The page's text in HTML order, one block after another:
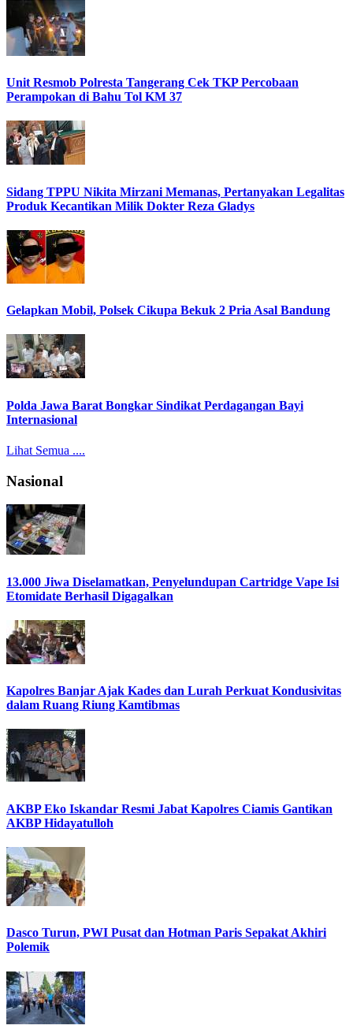
Unit Resmob Polresta Tangerang Cek TKP Percobaan
Perampokan di Bahu Tol KM 37
Sidang TPPU Nikita Mirzani Memanas, Pertanyakan Legalitas
Produk Kecantikan Milik Dokter Reza Gladys
Gelapkan Mobil, Polsek Cikupa Bekuk 2 Pria Asal Bandung
Polda Jawa Barat Bongkar Sindikat Perdagangan Bayi
Internasional
Lihat Semua ....
Nasional
13.000 Jiwa Diselamatkan, Penyelundupan Cartridge Vape Isi
Etomidate Berhasil Digagalkan
Kapolres Banjar Ajak Kades dan Lurah Perkuat Kondusivitas
dalam Ruang Riung Kamtibmas
AKBP Eko Iskandar Resmi Jabat Kapolres Ciamis Gantikan
AKBP Hidayatulloh
Dasco Turun, PWI Pusat dan Hotman Paris Sepakat Akhiri
Polemik